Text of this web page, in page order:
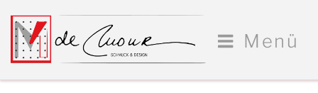
Inhalt
springen
Menü